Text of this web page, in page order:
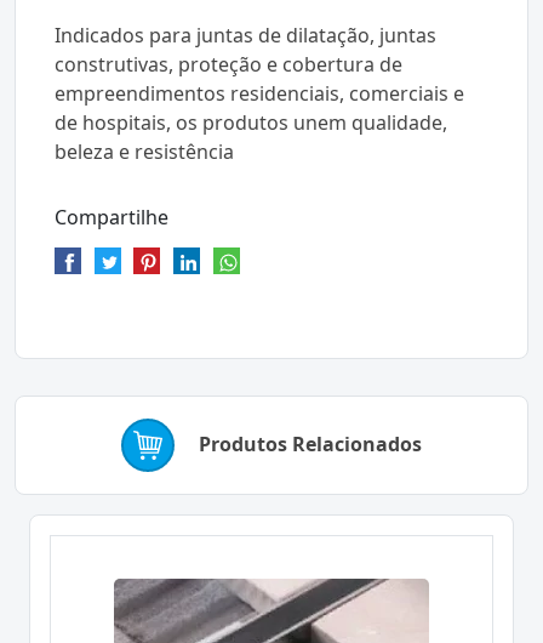
Indicados para juntas de dilatação, juntas
construtivas, proteção e cobertura de
empreendimentos residenciais, comerciais e
de hospitais, os produtos unem qualidade,
beleza e resistência
Compartilhe
Produtos Relacionados